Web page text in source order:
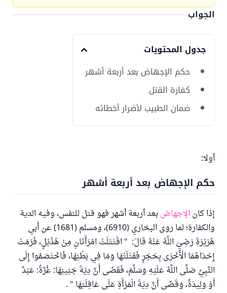
الجواب
جدول المحتويات
حكم الإجهاض بعد أربعة أشهر
كفارة القتل
ضمان الطبيب لأضرار أخطائه
أولا:
حكم الإجهاض بعد أربعة أشهر
إذا كانالإجهاضبعد أربعة أشهر فهو قتل للنفس، وفيه الدية
والكفارة؛ لما روى البخاري (6910)، ومسلم (1681) عن أَبي
هُرَيْرَةَ رَضِيَ اللَّهُ عَنْهُ قَالَ: " اقْتَتَلَتْ امْرَأَتَانِ مِنْ هُذَيْلٍ، فَرَمَتْ
إِحْدَاهُمَا الْأُخْرَى بِحَجَرٍ فَقَتَلَتْهَا وَمَا فِي بَطْنِهَا، فَاخْتَصَمُوا إِلَى
النَّبِيِّ صَلَّى اللَّهُ عَلَيْهِ وَسَلَّمَ، فَقَضَى أَنَّ دِيَةَ جَنِينِهَا: غُرَّةٌ: عَبْدٌ
أَوْ وَلِيدَةٌ، وَقَضَى أَنَّ دِيَةَ الْمَرْأَةِ عَلَى عَاقِلَتِهَا " .